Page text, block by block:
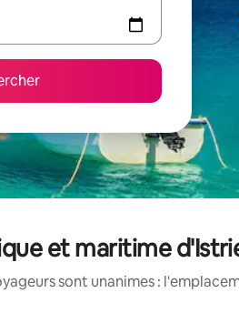
et maritime
sont unanimes :